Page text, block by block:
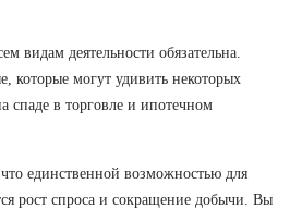
видам деятельности обязательна.
которые могут удивить некоторых
спаде в торговле и ипотечном
единственной возможностью для
рост спроса и сокращение добычи. Вы